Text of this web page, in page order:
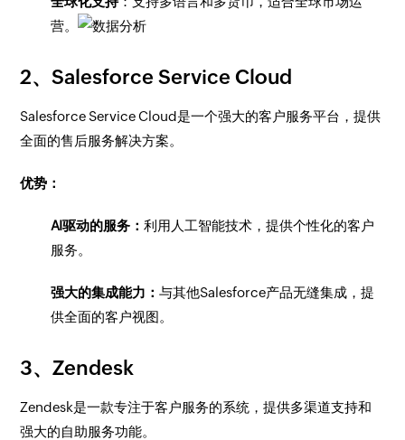
营。
2、Salesforce Service Cloud
Salesforce Service Cloud是一个强大的客户服务平台，提供
全面的售后服务解决方案。
优势：
AI驱动的服务：利用人工智能技术，提供个性化的客户
服务。
强大的集成能力：与其他Salesforce产品无缝集成，提
供全面的客户视图。
3、Zendesk
Zendesk是一款专注于客户服务的系统，提供多渠道支持和
强大的自助服务功能。